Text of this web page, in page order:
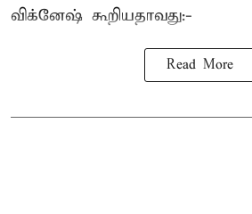
விக்னேஷ் கூறியதாவது:-
Read More